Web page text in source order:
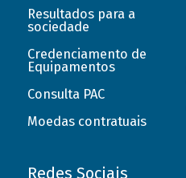
Resultados para a
sociedade
Credenciamento de
Equipamentos
Consulta PAC
Moedas contratuais
Redes Sociais